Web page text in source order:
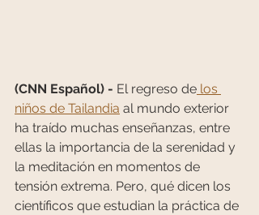
(CNN Español) - El regreso de los
niños de Tailandia al mundo exterior
ha traído muchas enseñanzas, entre
ellas la importancia de la serenidad y
la meditación en momentos de
tensión extrema. Pero, qué dicen los
científicos que estudian la práctica de